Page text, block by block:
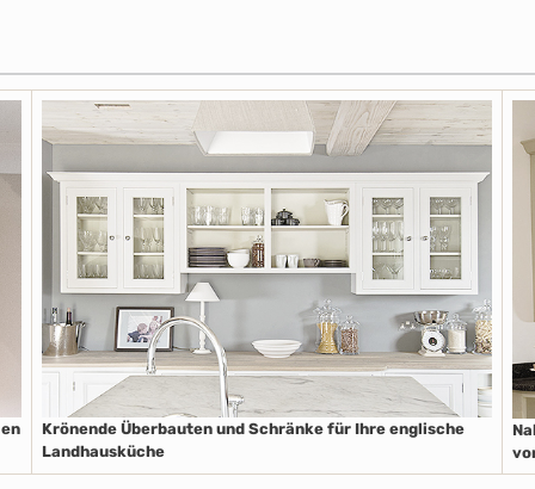
Krönende Überbauten und Schränke für Ihre englische
Landhausküche